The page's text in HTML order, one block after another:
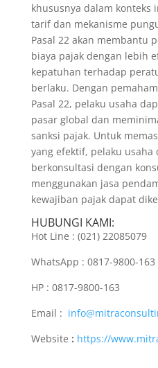
khususnya dalam konteks
tarif dan mekanisme
Pasal 22 akan membantu
biaya pajak dengan lebih
kepatuhan terhadap
berlaku. Dengan
Pasal 22, pelaku usaha
pasar global dan
sanksi pajak. Untuk
yang efektif, pelaku
berkonsultasi dengan
menggunakan jasa
kewajiban pajak dapat
HUBUNGI KAMI:
Hot Line : (021) 22085079
WhatsApp : 0817-9800-163
HP : 0817-9800-163
Email :
Website : https://